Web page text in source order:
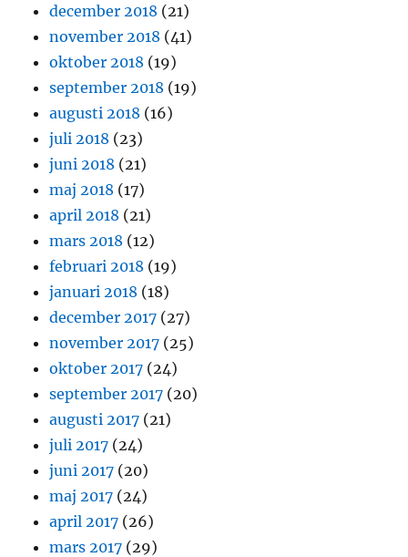
december 2018 (21)
november 2018 (41)
oktober 2018 (19)
september 2018 (19)
augusti 2018 (16)
juli 2018 (23)
juni 2018 (21)
maj 2018 (17)
april 2018 (21)
mars 2018 (12)
februari 2018 (19)
januari 2018 (18)
december 2017 (27)
november 2017 (25)
oktober 2017 (24)
september 2017 (20)
augusti 2017 (21)
juli 2017 (24)
juni 2017 (20)
maj 2017 (24)
april 2017 (26)
mars 2017 (29)